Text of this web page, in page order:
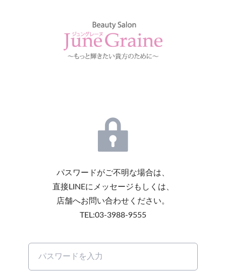
パスワードがご不明な場合は、
直接LINEにメッセージもしくは、
店舗へお問い合わせください。
TEL:03-3988-9555